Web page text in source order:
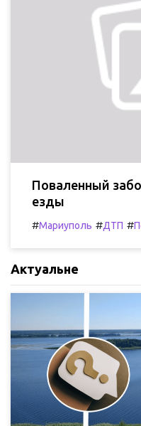
Поваленный
езды
#Мариуполь #ДТП #
Актуальне